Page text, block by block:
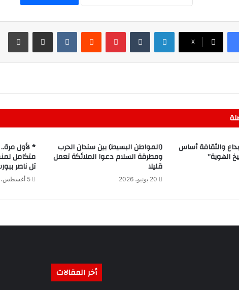
‫X
لينكدإن بينتيريست مشاركة عبر البريد
والثقافة أساس
الهوية”
(المواطن البسيط) بين سندان الحرب
ومطرقة السلام دعوا الملائكة تعمل
قليلا
20 يونيو، 2026
* لأول
متكامل
تل ناصر
5 أغسطس، 2026
أخر المقالات